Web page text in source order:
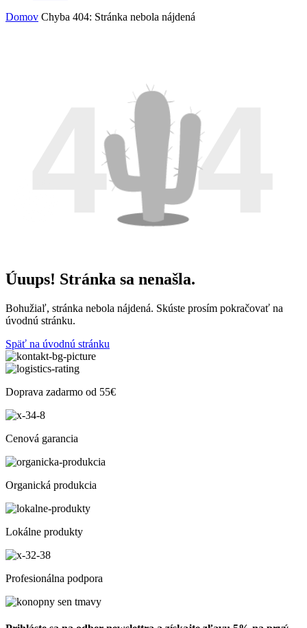
Domov Chyba 404: Stránka nebola nájdená
Úuups! Stránka sa nenašla.
Bohužiaľ, stránka nebola nájdená. Skúste prosím pokračovať na
úvodnú stránku.
Späť na úvodnú stránku
Doprava zadarmo od 55€
Cenová garancia
Organická produkcia
Lokálne produkty
Profesionálna podpora